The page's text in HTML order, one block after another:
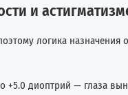
и
логика назначения
+5.0 диоптрий — глаза